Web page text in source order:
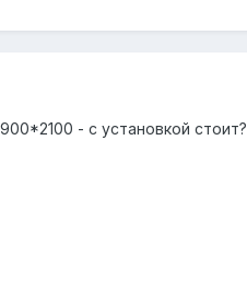
- с установкой стоит?